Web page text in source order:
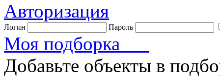
Авторизация
Логин Пароль
Моя подборка
Добавьте объекты в